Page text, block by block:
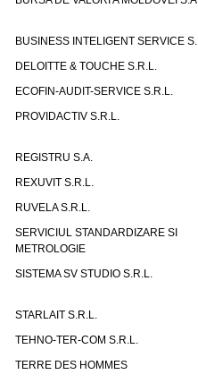
BUSINESS INTELIGENT SERVICE
DELOITTE & TOUCHE S.R.L.
ECOFIN-AUDIT-SERVICE S.R.L.
PROVIDACTIV S.R.L.
REGISTRU S.A.
REXUVIT S.R.L.
RUVELA S.R.L.
SERVICIUL STANDARDIZARE SI
METROLOGIE
SISTEMA SV STUDIO S.R.L.
STARLAIT S.R.L.
TEHNO-TER-COM S.R.L.
TERRE DES HOMMES